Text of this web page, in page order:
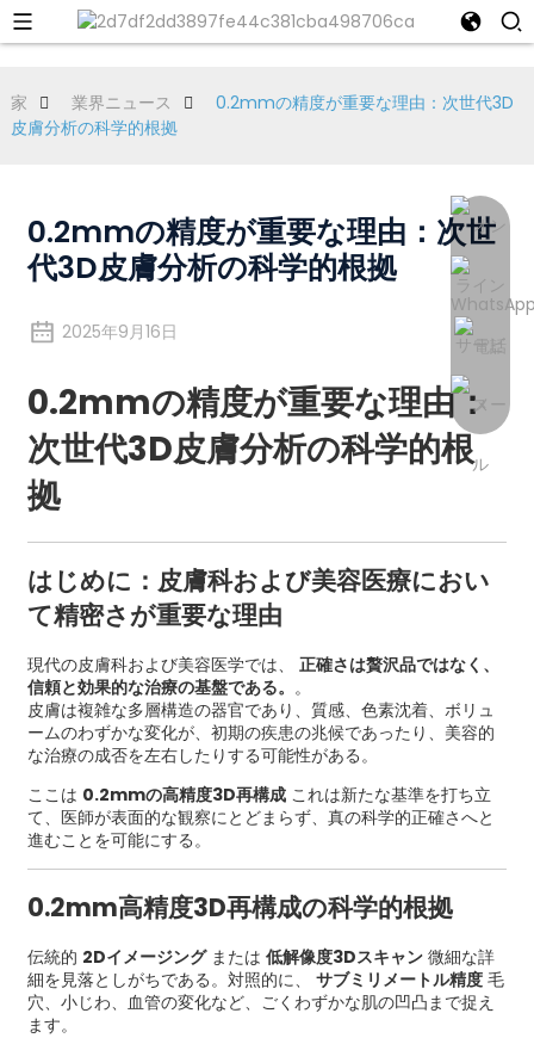
家 業界ニュース
0.2mmの精度が重要な理由：次世代3D
皮膚分析の科学的根拠
0.2mmの精度が重要な理由：次世
代3D皮膚分析の科学的根拠
2025年9月16日
0.2mmの精度が重要な理由：
次世代3D皮膚分析の科学的根
拠
はじめに：皮膚科および美容医療におい
て精密さが重要な理由
現代の皮膚科および美容医学では、 正確さは贅沢品ではなく、
信頼と効果的な治療の基盤である。 。
皮膚は複雑な多層構造の器官であり、質感、色素沈着、ボリュ
ームのわずかな変化が、初期の疾患の兆候であったり、美容的
な治療の成否を左右したりする可能性がある。
ここは 0.2mmの高精度3D再構成これは新たな基準を打ち立
て、医師が表面的な観察にとどまらず、真の科学的正確さへと
進むことを可能にする。
0.2mm高精度3D再構成の科学的根拠
伝統的 2Dイメージングまたは 低解像度3Dスキャン微細な詳
細を見落としがちである。対照的に、 サブミリメートル精度毛
穴、小じわ、血管の変化など、ごくわずかな肌の凹凸まで捉え
ます。